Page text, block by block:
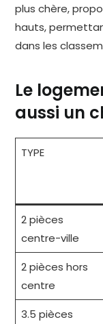
plus chère,
hauts,
dans les
Le
aussi un
TYPE
2 pièces
centre-ville
2 pièces hors
centre
3.5 pièces